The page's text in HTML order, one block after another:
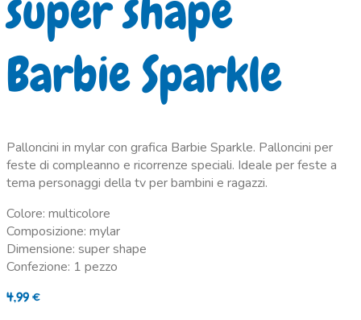
Barbie Sparkle
Palloncini in mylar con grafica Barbie Sparkle. Palloncini per
feste di compleanno e ricorrenze speciali. Ideale per feste a
tema personaggi della tv per bambini e ragazzi.
Colore: multicolore
Composizione: mylar
Dimensione: super shape
Confezione: 1 pezzo
4,99€